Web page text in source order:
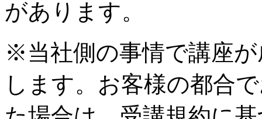
があります。
※当社側の事情で講座
します。お客様の都合